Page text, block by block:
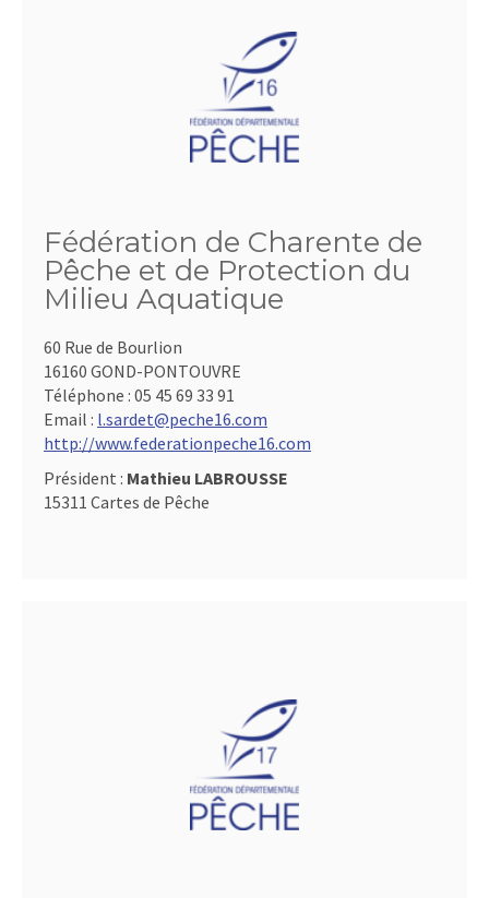
Fédération de Charente de
Pêche et de Protection du
Milieu Aquatique
60 Rue de Bourlion
16160 GOND-PONTOUVRE
Téléphone : 05 45 69 33 91
Email : l.sardet@peche16.com
http://www.federationpeche16.com
Président : Mathieu LABROUSSE
15311 Cartes de Pêche